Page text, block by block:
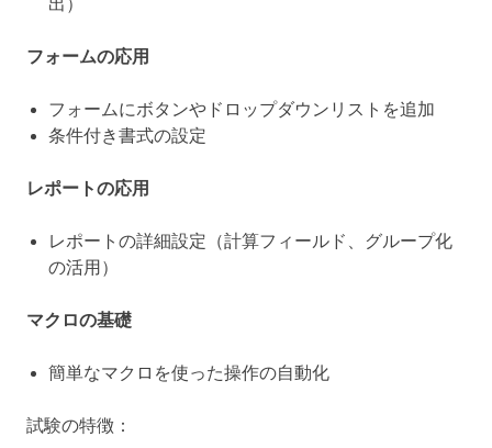
フォームの応用
フォームにボタンやドロップダウンリストを追加
条件付き書式の設定
レポートの応用
レポートの詳細設定（計算フィールド、グループ化
の活用）
マクロの基礎
簡単なマクロを使った操作の自動化
試験の特徴：